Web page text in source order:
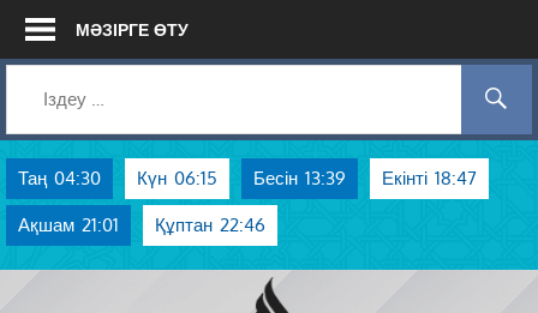
Skip
МӘЗІРГЕ ӨТУ
Таң 04:30 Күн 06:15 Бесін 13:39 Екінті 18:47
Ақшам 21:01 Құптан 22:46